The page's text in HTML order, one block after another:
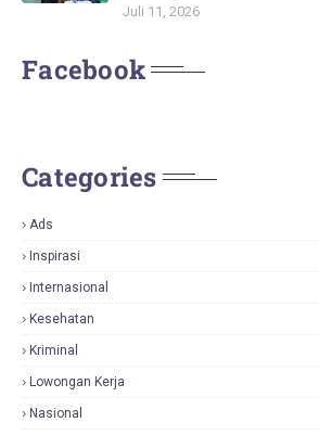
Juli 11, 2026
Facebook
Categories
Ads
Inspirasi
Internasional
Kesehatan
Kriminal
Lowongan Kerja
Nasional